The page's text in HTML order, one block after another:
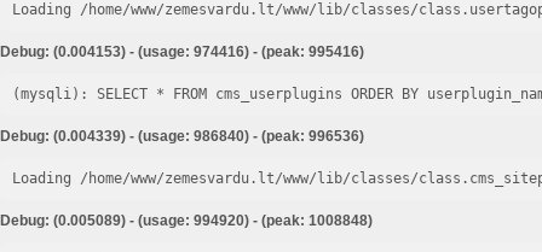
Loading /home/www/zemesvardu.lt/www/lib/classes/
Debug: (0.004153) - (usage: 974416) - (peak: 995416)
Debug: (0.004339) - (usage: 986840) - (peak: 996536)
Loading /home/www/zemesvardu.lt/www/lib/classes/
Debug: (0.005089) - (usage: 994920) - (peak: 1008848)